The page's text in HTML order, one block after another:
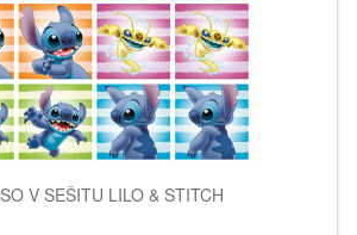
V SEŠITU LILO & STITCH